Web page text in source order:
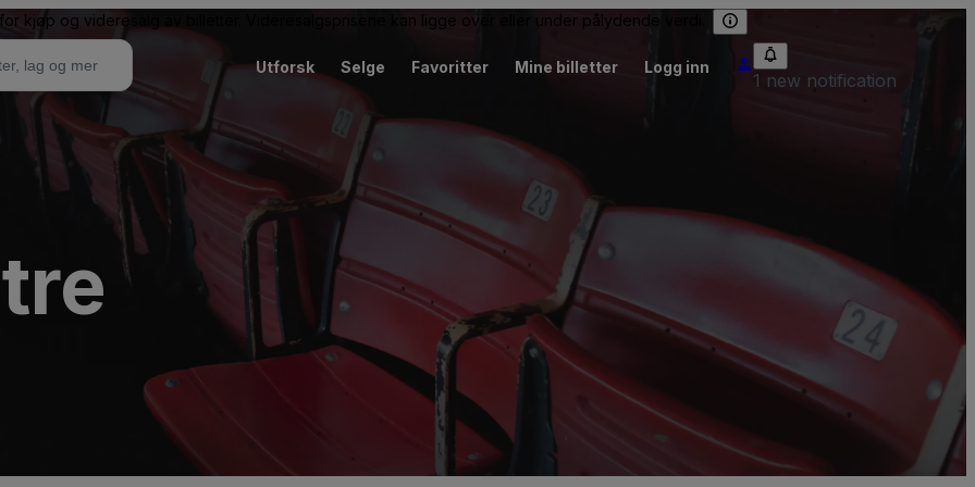
kjøp og videresalg av billetter. Videresalgsprisene kan ligge over eller under pålydende verdi.
Utforsk Selge Favoritter Mine billetter Logg inn
1 new notification